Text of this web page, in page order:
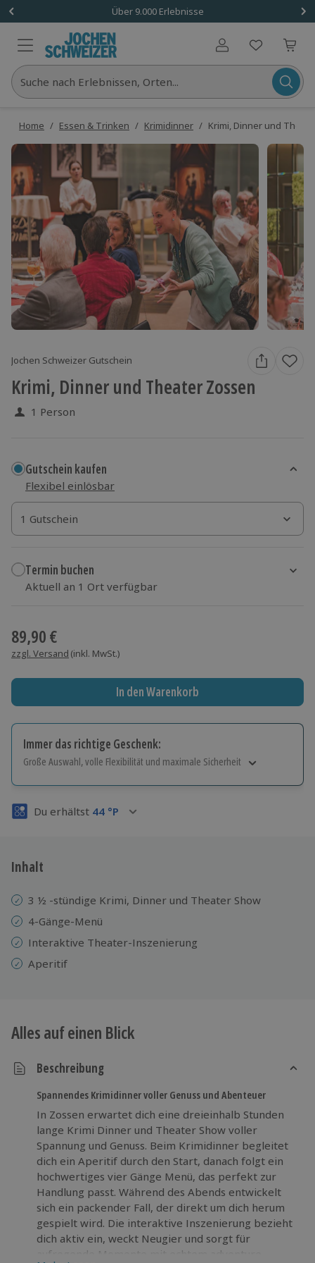
Über 9.000 Erlebnisse
Benutzerkonto
Suche nach Erlebnissen, Orten...
Home / Essen & Trinken / Krimidinner / Krimi, Dinner und
Jochen Schweizer Gutschein
Krimi, Dinner und Theater Zossen
1 Person
Gutschein kaufen
Flexibel einlösbar
1 Gutschein
1 Gutschein
1 Gutschein
Termin buchen
Aktuell an 1 Ort verfügbar
89,90 €
zzgl. Versand (inkl. MwSt.)
In den Warenkorb
Immer das richtige Geschenk:
Große Auswahl, volle Flexibilität und maximale Sicherheit
Volle Flexibilität
3 Jahre gültig & verlängerbar.
Du erhältst 44 °P
Inhalt
3 ½ -stündige Krimi, Dinner und Theater Show
4-Gänge-Menü
Interaktive Theater-Inszenierung
Aperitif
Alles auf einen Blick
Beschreibung
Spannendes Krimidinner voller Genuss und Abenteuer
In Zossen erwartet dich eine dreieinhalb Stunden
lange Krimi Dinner und Theater Show voller
Spannung und Genuss. Beim Krimidinner begleitet
dich ein Aperitif durch den Start, danach folgt ein
hochwertiges vier Gänge Menü, das perfekt zur
Handlung passt. Während des Abends entwickelt
sich ein packender Fall, der direkt um dich herum
gespielt wird. Die interaktive Inszenierung bezieht
dich aktiv ein, weckt Neugier und sorgt für
aufregende Momente mit echtem adventure